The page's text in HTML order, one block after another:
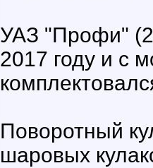
УАЗ "Профи"
2017 году и с
Поворотный
шаровых